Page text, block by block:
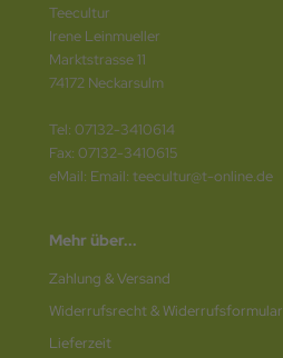
Teecultur
Irene Leinmueller
Marktstrasse 11
74172 Neckarsulm
Tel: 07132-3410614
Fax: 07132-3410615
eMail: Email: teecultur@t-online.de
Mehr über...
Zahlung & Versand
Widerrufsrecht & Widerrufsformular
Lieferzeit